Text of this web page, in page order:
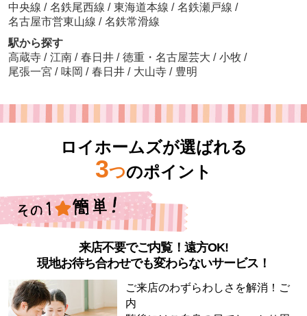
中央線 / 名鉄尾西線 / 東海道本線 / 名鉄瀬戸線 /
名古屋市営東山線 / 名鉄常滑線
駅から探す
高蔵寺 / 江南 / 春日井 / 徳重・名古屋芸大 / 小牧 /
尾張一宮 / 味岡 / 春日井 / 大山寺 / 豊明
ロイホームズが選ばれる
3つのポイント
来店不要でご内覧！遠方OK!
現地お待ち合わせでも変わらないサービス！
ご来店のわずらわしさを解消！ご
内